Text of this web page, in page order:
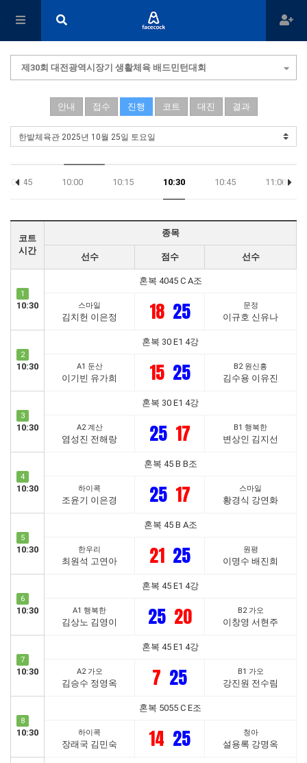
제30회 대전광역시장기 생활체육 배드민턴대회
안내 접수 진행 코트 대진 결과
09:45 10:00 10:15 10:30 10:45 11:00
코트
시간
종목
선수 점수 선수
1
10:30
혼복 4045 C A조
스마일
김치헌 이은정 18 25 문정
이규호 신유나
2
10:30
혼복 30 E1 4강
A1 둔산
이기빈 유가희 15 25 B2 원신흥
김수용 이유진
3
10:30
혼복 30 E1 4강
A2 계산
염성진 전해랑 25 17 B1 행복한
변상인 김지선
4
10:30
혼복 45 B B조
하이콕
조윤기 이은경 25 17 스마일
황경식 강연화
5
10:30
혼복 45 B A조
한우리
최원석 고연아 21 25 원평
이명수 배진희
6
10:30
혼복 45 E1 4강
A1 행복한
김상노 김영이 25 20 B2 가오
이창영 서현주
7
10:30
혼복 45 E1 4강
A2 가오
김승수 정영옥 7 25 B1 가오
강진원 전수림
8
10:30
혼복 5055 C E조
하이콕
장래국 김민숙 14 25 청아
설용록 강명옥